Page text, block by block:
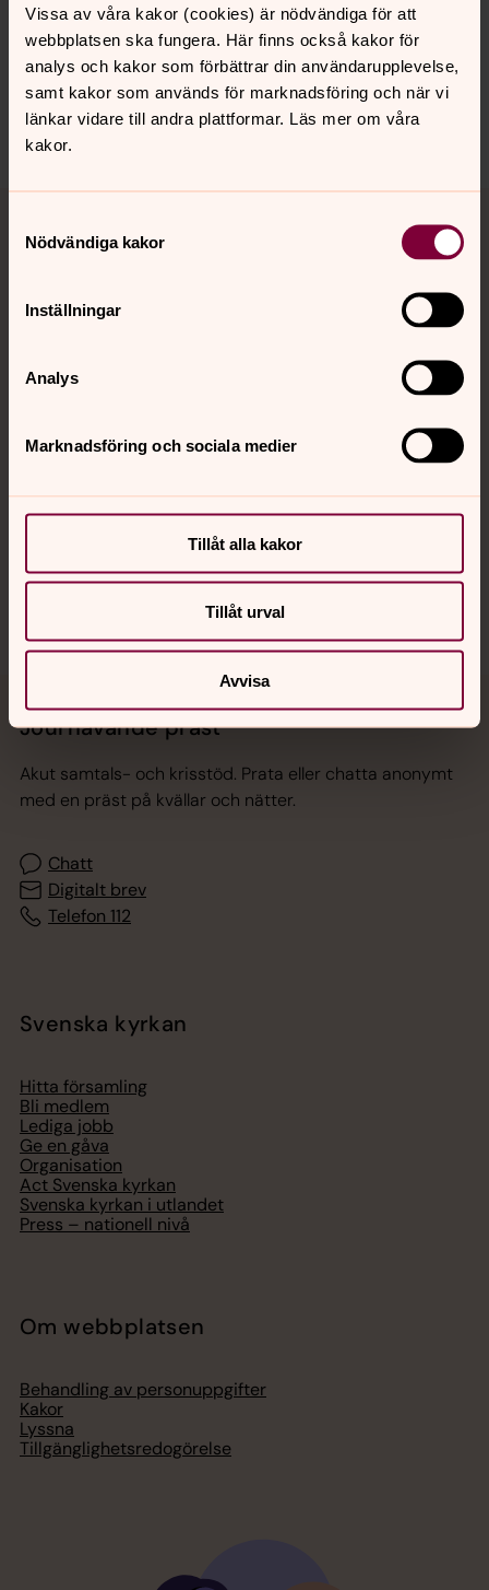
Vissa av våra kakor (cookies) är nödvändiga för att
webbplatsen ska fungera. Här finns också kakor för
analys och kakor som förbättrar din användarupplevelse,
samt kakor som används för marknadsföring och när vi
länkar vidare till andra plattformar. Läs mer om våra
kakor.
Nödvändiga kakor
Inställningar
Analys
Marknadsföring och sociala medier
Tillåt alla kakor
Tillåt urval
Avvisa
Synpunkter eller frågor på sidans
innehåll?
backa.pastorat@svenskakyrkan.se
Dela
Tillbaka till toppen
Tillbaka till innehållet
Kontakt
Kalender
Jourhavande präst
Akut samtals- och krisstöd. Prata eller chatta anonymt
med en präst på kvällar och nätter.
Chatt
Digitalt brev
Telefon 112
Svenska kyrkan
Hitta församling
Bli medlem
Lediga jobb
Ge en gåva
Organisation
Act Svenska kyrkan
Svenska kyrkan i utlandet
Press – nationell nivå
Om webbplatsen
Behandling av personuppgifter
Kakor
Lyssna
Tillgänglighetsredogörelse